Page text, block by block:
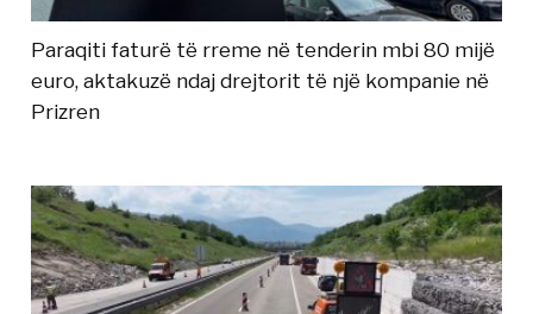
Paraqiti faturë të rreme në tenderin mbi 80 mijë
euro, aktakuzë ndaj drejtorit të një kompanie në
Prizren